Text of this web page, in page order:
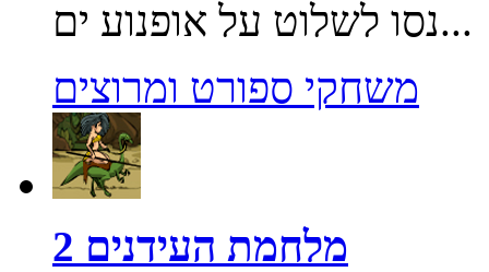
נסו לשלוט על אופנוע ים...
משחקי ספורט ומרוצים
מלחמת העידנים 2